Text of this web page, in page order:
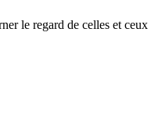
le regard de celles et